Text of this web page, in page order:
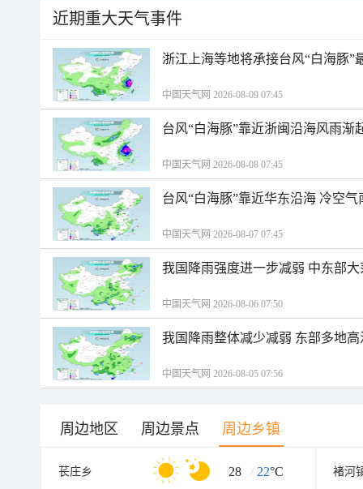
近期重大天气事件
浙江上海等地将承接台风“白海豚”
中国天气网 2026-08-09 07:45
台风“白海豚”靠近浙闽沿海风雨渐
中国天气网 2026-08-08 07:45
台风“白海豚”靠近华东沿海 冷空
中国天气网 2026-08-07 07:45
我国降雨强度进一步减弱 中东部
中国天气网 2026-08-06 07:50
我国降雨整体减少减弱 东部多地
中国天气网 2026-08-05 07:56
周边地区 周边景点 周边乡镇
苌庄乡 28 / 22°C 褚河